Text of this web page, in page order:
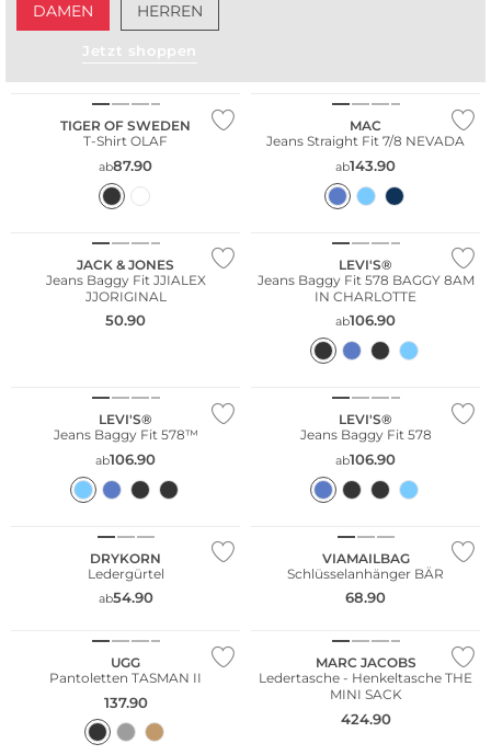
DAMEN HERREN
Jetzt shoppen
TIGER OF SWEDEN
T-Shirt OLAF
ab87.90
MAC
Jeans Straight Fit 7/8 NEVADA
ab143.90
JACK & JONES
Jeans Baggy Fit JJIALEX
JJORIGINAL
50.90
LEVI'S®
Jeans Baggy Fit 578 BAGGY 8AM
IN CHARLOTTE
ab106.90
LEVI'S®
Jeans Baggy Fit 578™
ab106.90
Fashion Tipp
LEVI'S®
Jeans Baggy Fit 578
ab106.90
DRYKORN
Ledergürtel
ab54.90
Fashion Tipp
VIAMAILBAG
Schlüsselanhänger BÄR
68.90
UGG
Pantoletten TASMAN II
137.90
MARC JACOBS
Ledertasche - Henkeltasche THE
MINI SACK
424.90